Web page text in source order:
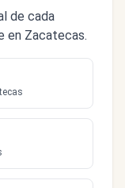
de cada
en Zacatecas.